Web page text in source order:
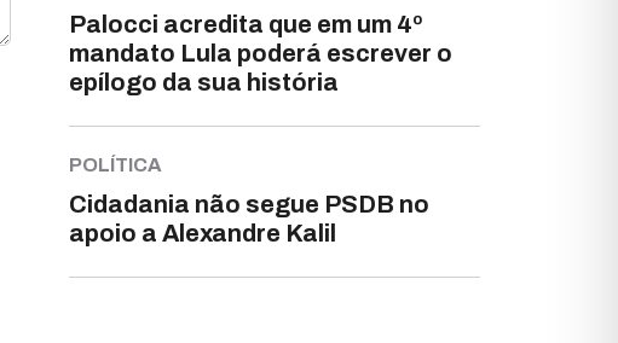
Palocci acredita que em um 4º
mandato Lula poderá escrever o
epílogo da sua história
POLÍTICA
Cidadania não segue PSDB no
apoio a Alexandre Kalil